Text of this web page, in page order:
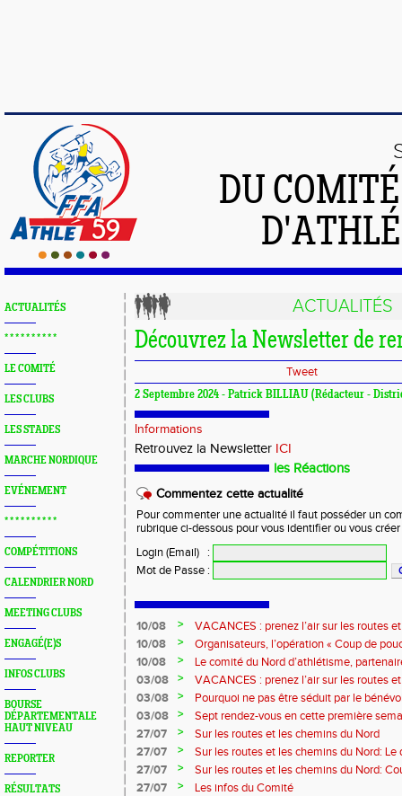
DU
ACTUALITÉS
* * * * * * * * * *
LE COMITÉ
LES CLUBS
LES STADES
MARCHE NORDIQUE
EVÉNEMENT
* * * * * * * * * *
COMPÉTITIONS
CALENDRIER NORD
MEETING CLUBS
ENGAGÉ(E)S
INFOS CLUBS
BOURSE
DÉPARTEMENTALE
HAUT NIVEAU
REPORTER
RÉSULTATS
ACTUALITÉS
Découvrez la Newsletter de
Tweet
2 Septembre 2024 - Patrick BILLIAU (Rédacteur -
Informations
Retrouvez la Newsletter ICI
les Réactions
Commentez cette actualité
Pour commenter une actualité il faut posséder un
rubrique ci-dessous pour vous identifier ou vous
Login (Email)
:
Mot de Passe :
10/08 >
VACANCES : prenez l’air sur les routes
10/08
>
Organisateurs, l’opération « Coup de
10/08
>
Le comité du Nord d’athlétisme,
03/08
>
VACANCES : prenez l’air sur les routes
03/08
>
Pourquoi ne pas être séduit par le
?...
03/08 >
Sept rendez-vous en cette première
27/07
>
Sur les routes et les chemins du Nord
27/07
>
Sur les routes et les chemins du Nord:
27/07
>
Sur les routes et les chemins du Nord:
Marque
27/07 >
Les infos du Comité